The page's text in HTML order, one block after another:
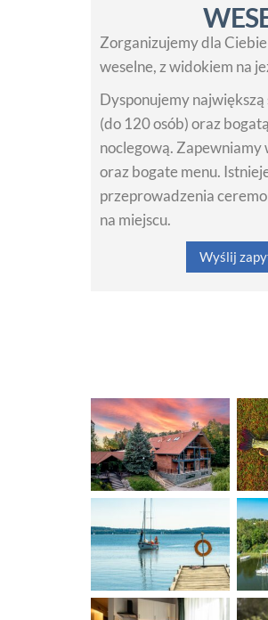
Zorganizujemy dla
weselne, z widokiem na
Dysponujemy
(do 120 osób) oraz
noclegową. Zapewniamy
oraz bogate menu.
przeprowadzenia
na miejscu.
Wyślij